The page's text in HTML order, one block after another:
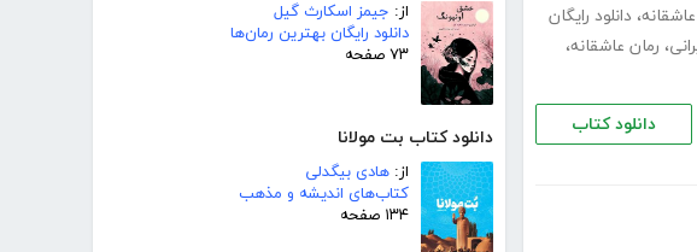
از: جیمز اسکارث گیل
دانلود رایگان بهترین رمان‌ها
۷۳ صفحه
دانلود کتاب بت مولانا
از: هادی بیگدلی
کتاب‌های اندیشه و مذهب
۱۳۴ صفحه
، دانلود رایگان
، رمان عاشقانه،
دانلود کتاب